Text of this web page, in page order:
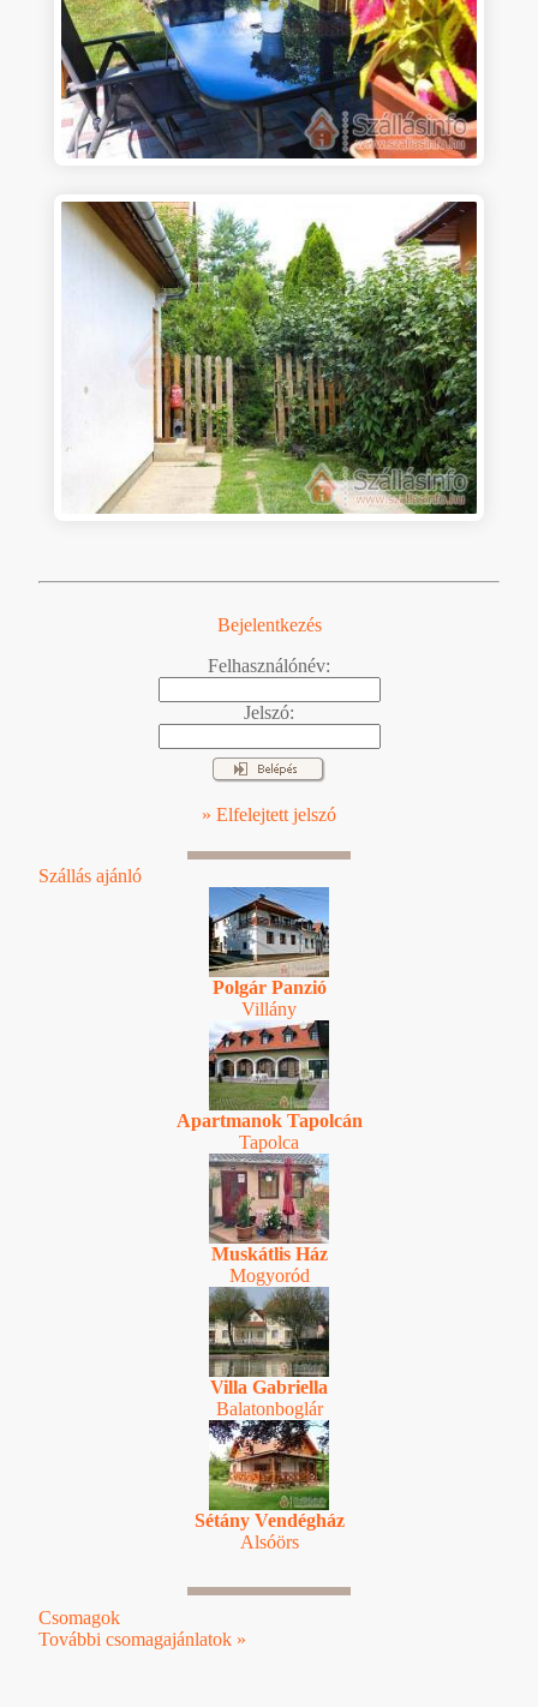
Bejelentkezés
Felhasználónév:
Jelszó:
» Elfelejtett jelszó
Szállás ajánló
Polgár Panzió
Villány
Apartmanok Tapolcán
Tapolca
Muskátlis Ház
Mogyoród
Villa Gabriella
Balatonboglár
Sétány Vendégház
Alsóörs
Csomagok
További csomagajánlatok »